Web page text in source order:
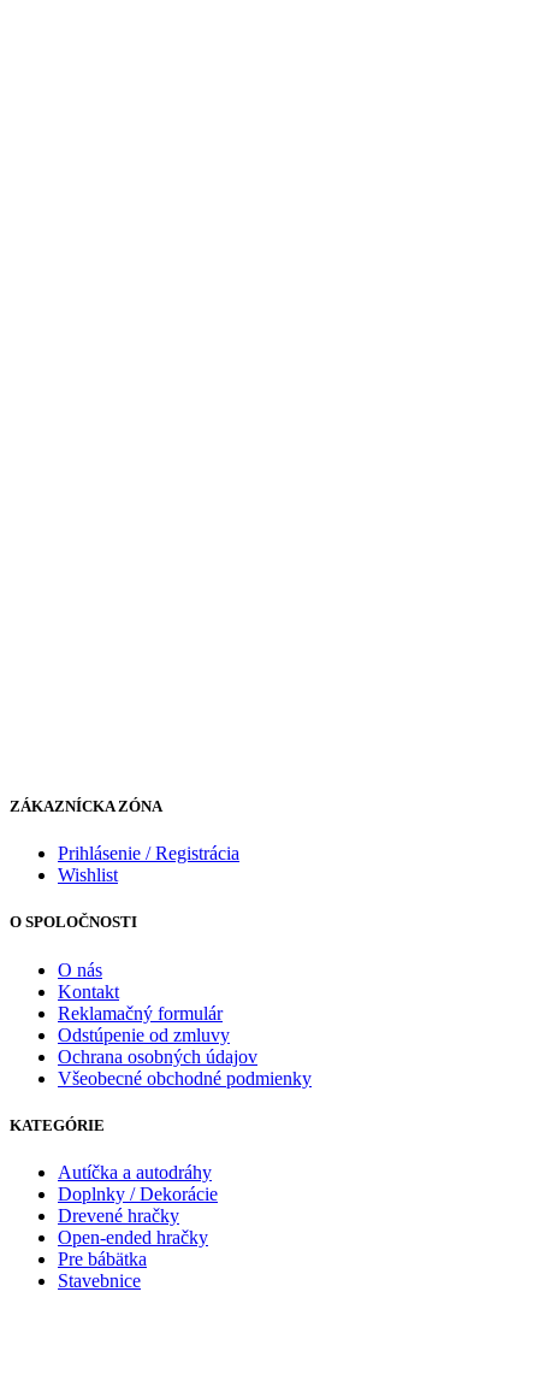
ZÁKAZNÍCKA ZÓNA
Prihlásenie / Registrácia
Wishlist
O SPOLOČNOSTI
O nás
Kontakt
Reklamačný formulár
Odstúpenie od zmluvy
Ochrana osobných údajov
Všeobecné obchodné podmienky
KATEGÓRIE
Autíčka a autodráhy
Doplnky / Dekorácie
Drevené hračky
Open-ended hračky
Pre bábätka
Stavebnice